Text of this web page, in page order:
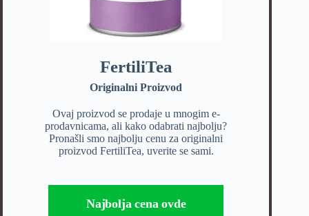
FertiliTea
Originalni Proizvod
Ovaj proizvod se prodaje u mnogim e-
prodavnicama, ali kako odabrati najbolju?
Pronašli smo najbolju cenu za originalni
proizvod FertiliTea, uverite se sami.
Najbolja cena ovde